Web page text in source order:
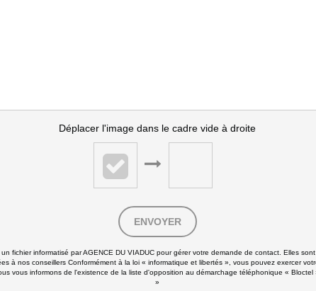
Déplacer l'image dans le cadre vide à droite
ENVOYER
fichier informatisé par AGENCE DU VIADUC pour gérer votre demande de contact. Elles
à nos conseillers Conformément à la loi « informatique et libertés », vous pouvez exercer
vous informons de l'existence de la liste d'opposition au démarchage téléphonique «
»